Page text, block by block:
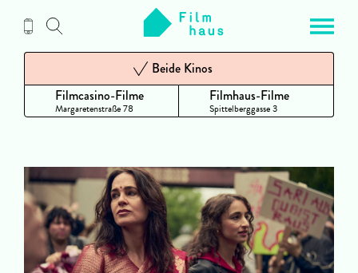
Inhalt
Filmcasino-Filme
Margaretenstraße 78
Beide Kinos
Filmhaus-Filme
Spittelberggasse 3